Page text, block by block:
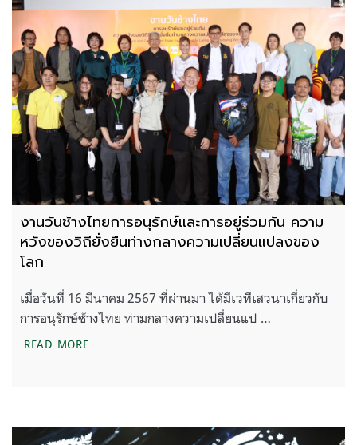
งานวันช้างไทยการอนุรักษ์และการอยู่ร่วมกัน ความ
หวังของวิถียั่งยืนท่างกลางความเปลี่ยนแปลงของ
โลก
เมื่อวันที่ 16 มีนาคม 2567 ที่ผ่านมา ได้มีเวทีเสวนาเกี่ยวกับ
การอนุรักษ์ช้างไทย ท่ามกลางความเปลี่ยนแป …
READ MOREงานวันช้างไทยการอนุรักษ์และการอยู่ร่วมกัน ความห